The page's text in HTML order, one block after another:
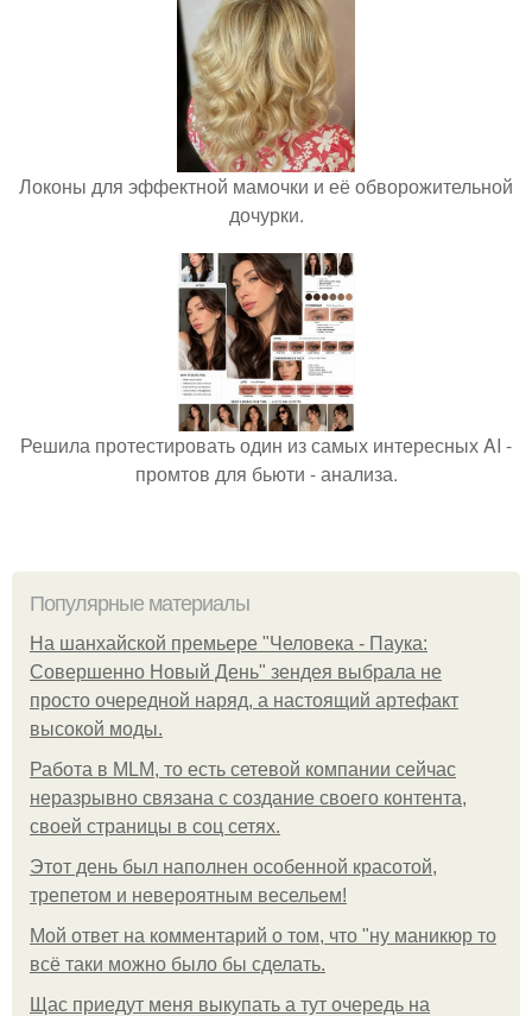
Локоны для эффектной мамочки и её обворожительной
дочурки.
Решила протестировать один из самых интересных AI -
промтов для бьюти - анализа.
Популярные материалы
На шанхайской премьере "Человека - Паука:
Совершенно Новый День" зендея выбрала не
просто очередной наряд, а настоящий артефакт
высокой моды.
Работа в MLM, то есть сетевой компании сейчас
неразрывно связана с создание своего контента,
своей страницы в соц сетях.
Этот день был наполнен особенной красотой,
трепетом и невероятным весельем!
Мой ответ на комментарий о том, что "ну маникюр то
всё таки можно было бы сделать.
Щас приедут меня выкупать а тут очередь на